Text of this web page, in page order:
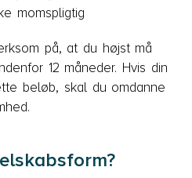
momspligtig
på, at du højst må
12 måneder. Hvis din
beløb, skal du omdanne